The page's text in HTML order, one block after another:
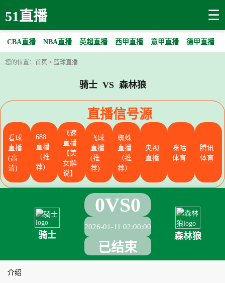
51直播 ☰
CBA直播 NBA直播 英超直播 西甲直播 意甲直播 德甲直播
您的位置： 首页 > 篮球直播
骑士 VS 森林狼
直播信号源
看球
直播
(高
清)
688
直播
（推
荐）
飞速
直播
【美
女解
说】
飞球
直播
(推
荐)
蜘蛛
直播
（推
荐）
央视
直播
咪咕
体育
腾讯
体育
骑士
0VS0
2026-01-11 02:00:00
已结束
森林狼
介绍